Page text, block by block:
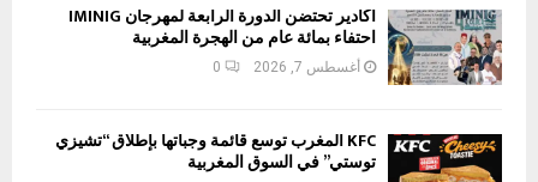
أكادير تحتضن الدورة الرابعة لمهرجان IMINIG
احتفاء بمائة عام من الهجرة المغربية
أغسطس 7, 2026 0
KFC المغرب توسع قائمة وجباتها بإطلاق “تشيزي
توستي” في السوق المغربية